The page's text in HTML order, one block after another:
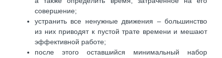
совершение;
устранить все ненужные движения – большинство
из них приводят к пустой трате времени и мешают
эффективной работе;
после этого оставшийся минимальный набор